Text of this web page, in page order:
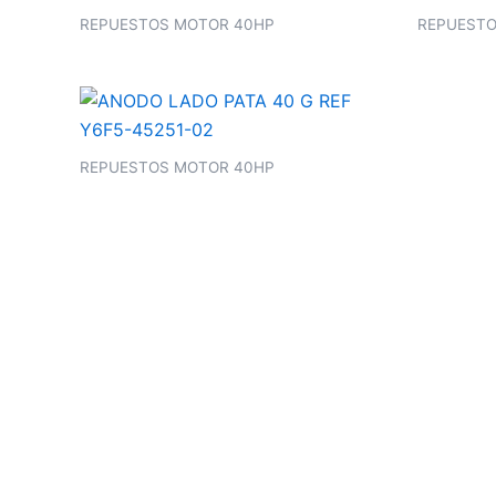
REPUESTOS MOTOR 40HP
REPUESTOS MOTOR 40HP